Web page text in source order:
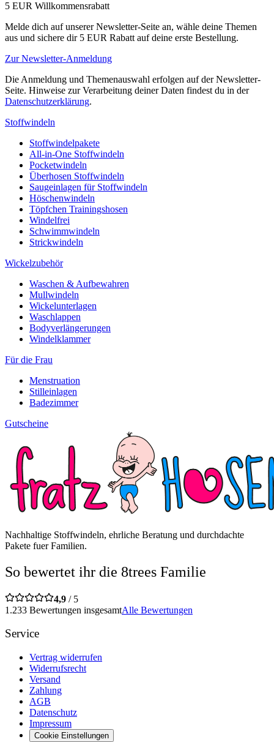
5 EUR Willkommensrabatt
Melde dich auf unserer Newsletter-Seite an, wähle deine Themen
aus und sichere dir 5 EUR Rabatt auf deine erste Bestellung.
Zur Newsletter-Anmeldung
Die Anmeldung und Themenauswahl erfolgen auf der Newsletter-
Seite. Hinweise zur Verarbeitung deiner Daten findest du in der
Datenschutzerklärung.
Stoffwindeln
Stoffwindelpakete
All-in-One Stoffwindeln
Pocketwindeln
Überhosen Stoffwindeln
Saugeinlagen für Stoffwindeln
Höschenwindeln
Töpfchen Trainingshosen
Windelfrei
Schwimmwindeln
Strickwindeln
Wickelzubehör
Waschen & Aufbewahren
Mullwindeln
Wickelunterlagen
Waschlappen
Bodyverlängerungen
Windelklammer
Für die Frau
Menstruation
Stilleinlagen
Badezimmer
Gutscheine
Nachhaltige Stoffwindeln, ehrliche Beratung und durchdachte
Pakete fuer Familien.
So bewertet ihr die 8trees Familie
4,9 / 5
1.233 Bewertungen insgesamtAlle Bewertungen
Service
Vertrag widerrufen
Widerrufsrecht
Versand
Zahlung
AGB
Datenschutz
Impressum
Cookie Einstellungen